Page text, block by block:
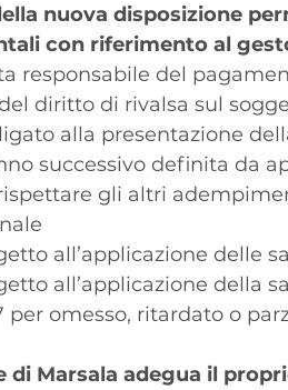
nuova disposizione
con riferimento al
responsabile del
diritto di rivalsa sul
alla presentazione
successivo definita da
gli altri
all’applicazione delle
all’applicazione della
per omesso, ritardato o
di Marsala adegua il